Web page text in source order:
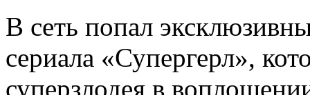
В сеть попал
сериала «Супергерл»,
суперзлодея в